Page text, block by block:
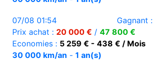
07/08 01:54 Gagnant :
Prix achat : 20 000 € / 47 800 €
Economies : 5 259 € - 438 € / Mois
30 000 km/an - 1 an(s)